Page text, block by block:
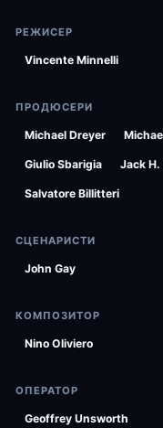
РЕЖИСЕР
Vincente Minnelli
ПРОДЮСЕРИ
Michael Dreyer
Giulio Sbarigia Jack
Salvatore Billitteri
СЦЕНАРИСТИ
John Gay
КОМПОЗИТОР
Nino Oliviero
ОПЕРАТОР
Geoffrey Unsworth